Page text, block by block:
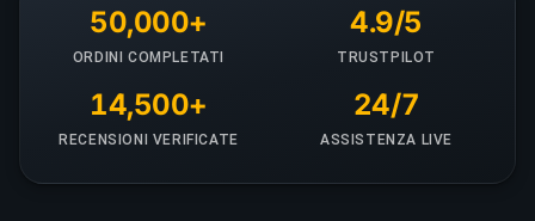
50,000+
ORDINI COMPLETATI
4.9/5
TRUSTPILOT
14,500+
RECENSIONI VERIFICATE
24/7
ASSISTENZA LIVE